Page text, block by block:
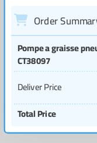
Order
Pompe a graisse
CT38097
Deliver Price
Total Price